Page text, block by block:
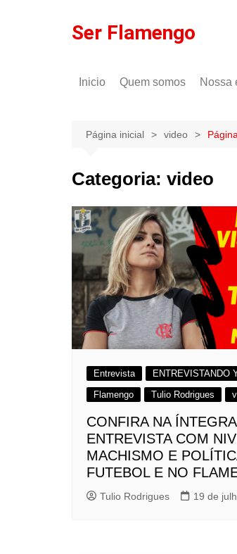
Ser Flamengo
Inicio Quem somos
Política de privacidade
Nossa
Página inicial video
Categoria: video
Entrevista
ENTREVISTANDO
Flamengo
Tulio Rodrigues
CONFIRA NA
ENTREVISTA COM
MACHISMO E
FUTEBOL E NO
Tulio Rodrigues 19 de